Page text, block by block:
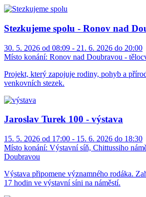
Stezkujeme spolu - Ronov nad
30. 5. 2026 od 08:09 - 21. 6. 2026 do 20:00
Místo konání: Ronov nad Doubravou -
Projekt, který zapojuje rodiny, pohyb a
venkovních stezek.
Jaroslav Turek 100 - výstava
15. 5. 2026 od 17:00 - 15. 6. 2026 do 18:30
Místo konání: Výstavní síň, Chittussiho
Doubravou
Výstava připomene významného rodáka.
17 hodin ve výstavní síni na náměstí.